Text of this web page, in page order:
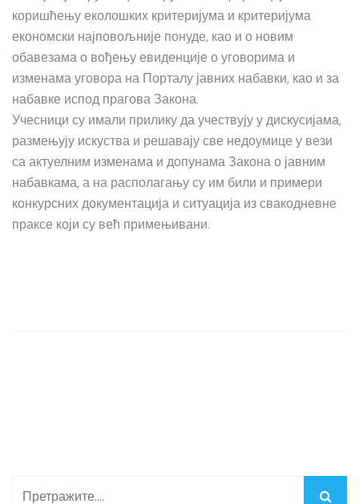
коришћењу еколошких критеријума и критеријума
економски најповољније понуде, као и о новим
обавезама о вођењу евиденције о уговорима и
изменама уговора на Порталу јавних набавки, као и за
набавке испод прагова Закона.
Учесници су имали прилику да учествују у дискусијама,
размењују искуства и решавају све недоумице у вези
са актуелним изменама и допунама Закона о јавним
набавкама, а на располагању су им били и примери
конкурсних документација и ситуација из свакодневне
праксе који су већ примењивани.